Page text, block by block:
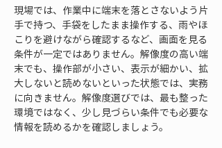
現場では、作業中に端末を落とさないよう片
手で持つ、手袋をしたまま操作する、雨やほ
こりを避けながら確認するなど、画面を見る
条件が一定ではありません。解像度の高い端
末でも、操作部が小さい、表示が細かい、拡
大しないと読めないといった状態では、実務
に向きません。解像度選びでは、最も整った
環境ではなく、少し見づらい条件でも必要な
情報を読めるかを確認しましょう。